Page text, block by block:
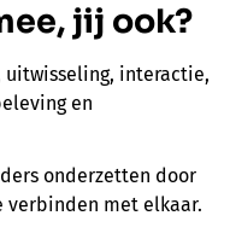
jij ook?
uitwisseling, interactie,
en
onderzetten door
verbinden met elkaar.